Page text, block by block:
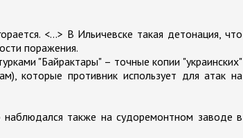
<...> В Ильичевске такая детонация, что
поражения.
"Байрактары" – точные копии "украинских"
которые противник использует для атак на
также на судоремонтном заводе в